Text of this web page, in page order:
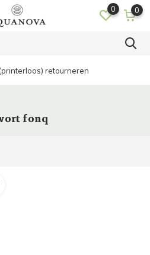
0 0
retourneren
fonq